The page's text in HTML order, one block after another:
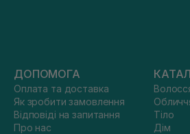
ДОПОМОГА
Оплата та доставка
Як зробити замовлення
Відповіді на запитання
Про нас
Тіло
Дім